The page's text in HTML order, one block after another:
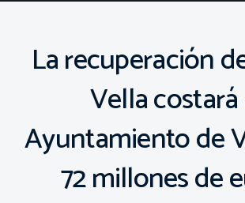
La recuperación
Vella
Ayuntamiento de
72 millones de